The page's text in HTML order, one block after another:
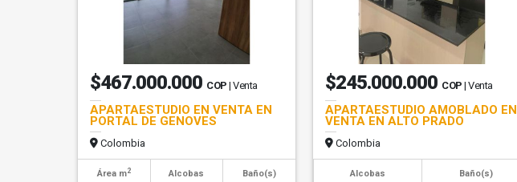
$467.000.000 COP | Venta
APARTAESTUDIO EN VENTA EN
PORTAL DE GENOVES
Colombia
Área m2 Alcobas Baño(s)
$245.000.000 COP | Venta
APARTAESTUDIO AMOBLADO EN
VENTA EN ALTO PRADO
Colombia
Alcobas Baño(s)